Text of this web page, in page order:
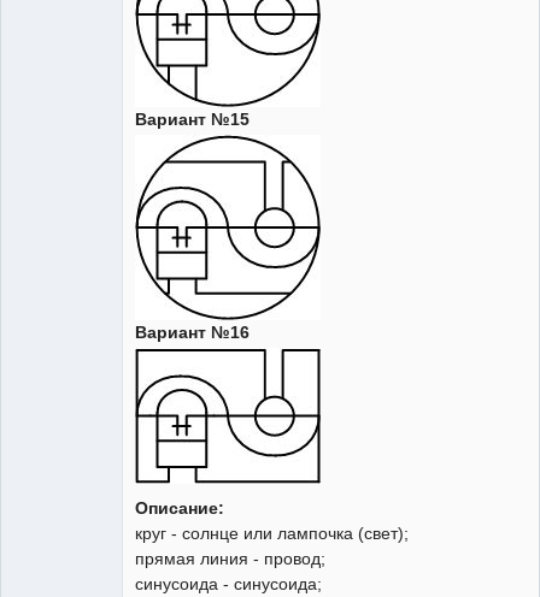
Вариант №15
Вариант №16
Описание:
круг - солнце или лампочка (свет);
прямая линия - провод;
синусоида - синусоида;